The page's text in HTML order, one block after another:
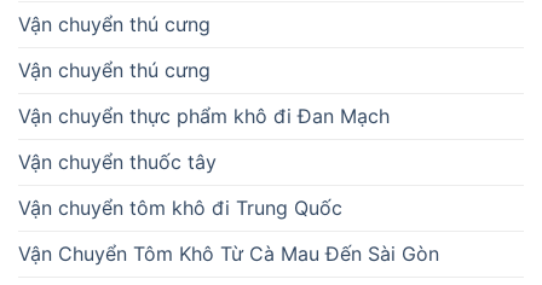
Vận chuyển thú cưng
Vận chuyển thú cưng
Vận chuyển thực phẩm khô đi Đan Mạch
Vận chuyển thuốc tây
Vận chuyển tôm khô đi Trung Quốc
Vận Chuyển Tôm Khô Từ Cà Mau Đến Sài Gòn